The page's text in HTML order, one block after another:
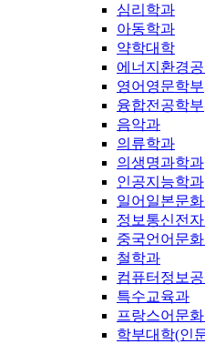
심리학과
아동학과
약학대학
에너지환경
영어영문학부
융합전공학부
음악과
의류학과
의생명과학과
인공지능학과
일어일본문
정보통신전
중국언어문
철학과
컴퓨터정보
특수교육과
프랑스어문
학부대학(인